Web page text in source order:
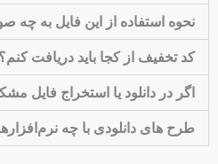
نحوه استفاده از این فایل به
کد تخفیف از کجا باید دریافت کنم؟
اگر در دانلود یا استخراج فایل
طرح های دانلودی با چه